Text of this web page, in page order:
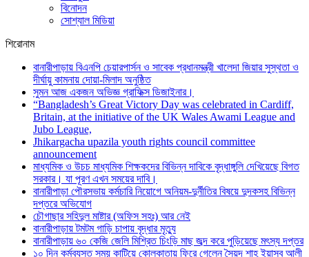
বিনোদন
সোশ্যাল মিডিয়া
শিরোনাম
বানারীপাড়ায় বিএনপি চেয়ারপার্সন ও সাবেক প্রধানমন্ত্রী খালেদা জিয়ার সুস্থতা ও
দীর্ঘায়ু কামনায় দোয়া-মিলাদ অনুষ্ঠিত
সুমন আজ একজন অভিজ্ঞ গ্রাফিক্স ডিজাইনার।
“Bangladesh’s Great Victory Day was celebrated in Cardiff,
Britain, at the initiative of the UK Wales Awami League and
Jubo League,
Jhikargacha upazila youth rights council committee
announcement
মাধ্যমিক ও উচচ মাধ্যমিক শিক্ষকদের বিভিন্ন দাবিকে বৃদ্ধাঙ্গুলি দেখিয়েছে বিগত
সরকার। যা পূরণ এখন সময়ের দাবি।
বানারীপাড়া পৌরসভায় কর্মচারি নিয়োগে অনিয়ম-দুর্নীতির বিষয়ে দুদকসহ বিভিন্ন
দপ্তরে অভিযোগ
চৌগাছার সহিদুল মাষ্টার (অফিস সহঃ) আর নেই
বানারীপাড়ায় টমটম গাড়ি চাপায় বৃদ্ধার মৃত্যু
বানারীপাড়ায় ৬০ কেজি জেলি মিশ্রিত চিংড়ি মাছ জব্দ করে পুড়িয়েছে মৎস্য দপ্তর
১০ দিন কর্মব্যস্ত সময় কাটিয়ে কোলকাতায় ফিরে গেলেন সৈয়দ শাহ ইয়াসুব আলী